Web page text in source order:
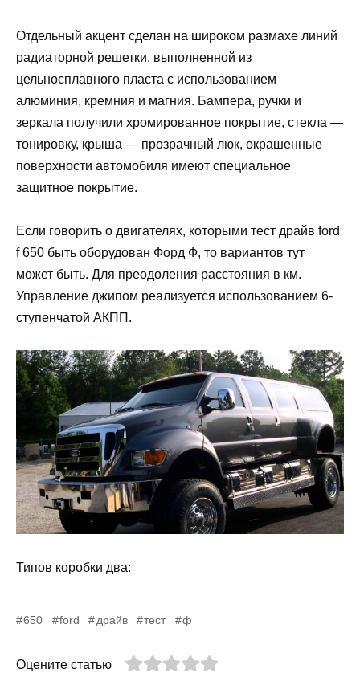
Отдельный акцент сделан на широком размахе линий
радиаторной решетки, выполненной из
цельносплавного пласта с использованием
алюминия, кремния и магния. Бампера, ручки и
зеркала получили хромированное покрытие, стекла —
тонировку, крыша — прозрачный люк, окрашенные
поверхности автомобиля имеют специальное
защитное покрытие.
Если говорить о двигателях, которыми тест драйв ford
f 650 быть оборудован Форд Ф, то вариантов тут
может быть. Для преодоления расстояния в км.
Управление джипом реализуется использованием 6-
ступенчатой АКПП.
Типов коробки два:
650 ford драйв тест ф
Оцените статью